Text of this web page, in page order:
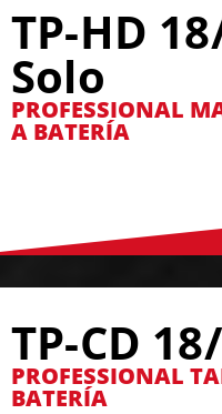
TP-HD
Solo
PROFESSIONAL
A BATERÍA
TP-CD
PROFESSIONAL
BATERÍA